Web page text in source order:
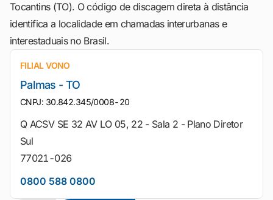
Tocantins (TO). O código de discagem direta à distância
identifica a localidade em chamadas interurbanas e
interestaduais no Brasil.
FILIAL VONO
Palmas - TO
CNPJ: 30.842.345/0008-20
Q ACSV SE 32 AV LO 05, 22 - Sala 2 - Plano Diretor
Sul
77021-026
0800 588 0800